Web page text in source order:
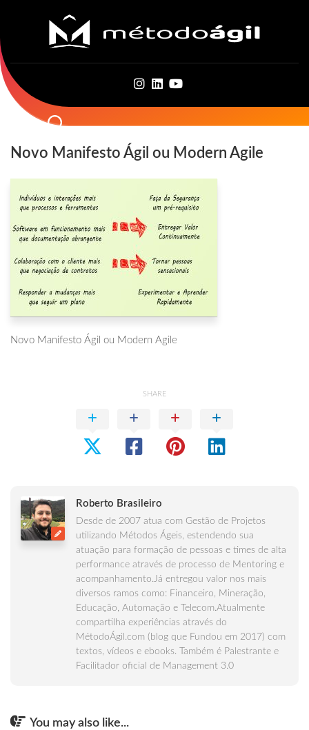
content
Novo Manifesto Ágil ou Modern Agile
Novo Manifesto Ágil ou Modern Agile
SHARE
Roberto Brasileiro
Desde de 2007 atua com Gestão de Projetos
utilizando Métodos Ágeis, estendendo sua
atuação para formação de pessoas e times de alta
performance através de processo de Mentoring e
acompanhamento.Já entregou valor nos mais
diversos ramos como: Financeiro, Mineração,
Educação, Automação e Telecom.Atualmente
compartilha experiências através do
MétodoÁgil.com (blog que Fundou em 2017) com
textos, vídeos e ebooks. Também é Palestrante e
Facilitador oficial de Management 3.0
You may also like...